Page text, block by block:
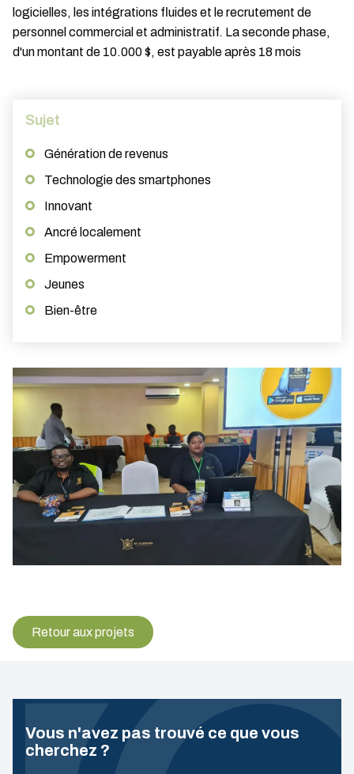
logicielles, les intégrations fluides et le recrutement de
personnel commercial et administratif. La seconde phase,
d'un montant de 10.000 $, est payable après 18 mois
Sujet
Génération de revenus
Technologie des smartphones
Innovant
Ancré localement
Empowerment
Jeunes
Bien-être
Retour aux projets
Vous n'avez pas trouvé ce que vous
cherchez ?